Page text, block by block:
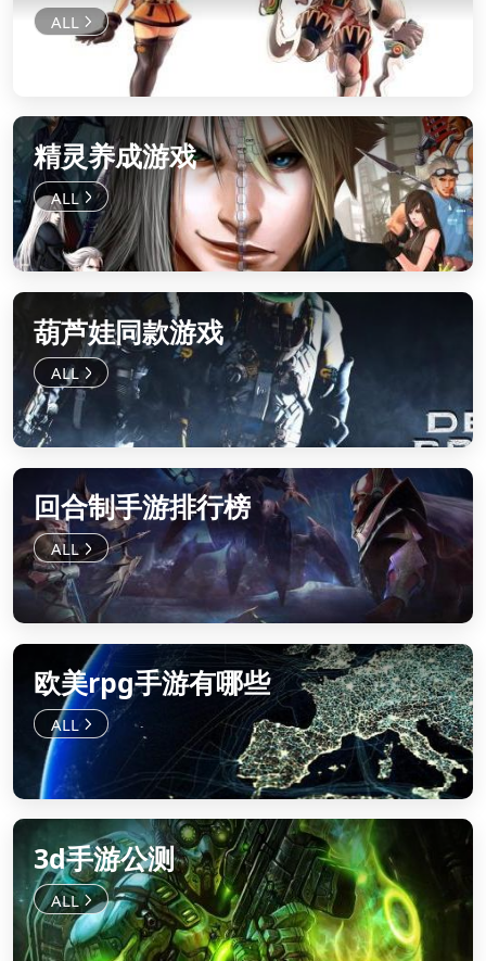
精灵养成游戏
葫芦娃同款游戏
回合制手游排行榜
欧美rpg手游有哪些
3d手游公测